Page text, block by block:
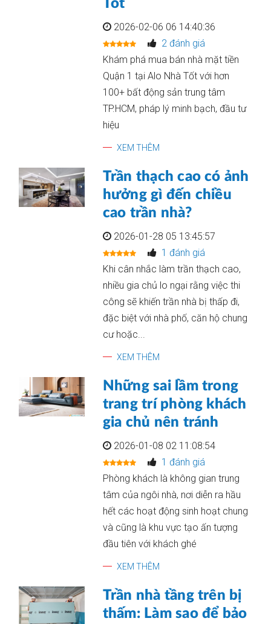
Tốt
2026-02-06 06 14:40:36
2 đánh giá
Khám phá mua bán nhà mặt tiền
Quận 1 tại Alo Nhà Tốt với hơn
100+ bất động sản trung tâm
TP.HCM, pháp lý minh bạch, đầu tư
hiệu
XEM THÊM
Trần thạch cao có ảnh
hưởng gì đến chiều
cao trần nhà?
2026-01-28 05 13:45:57
1 đánh giá
Khi cân nhắc làm trần thạch cao,
nhiều gia chủ lo ngại rằng việc thi
công sẽ khiến trần nhà bị thấp đi,
đặc biệt với nhà phố, căn hộ chung
cư hoặc...
XEM THÊM
Những sai lầm trong
trang trí phòng khách
gia chủ nên tránh
2026-01-08 02 11:08:54
1 đánh giá
Phòng khách là không gian trung
tâm của ngôi nhà, nơi diễn ra hầu
hết các hoạt động sinh hoạt chung
và cũng là khu vực tạo ấn tượng
đầu tiên với khách ghé
XEM THÊM
Trần nhà tầng trên bị
thấm: Làm sao để bảo